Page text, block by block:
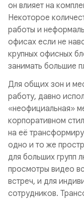
он влияет на
Некоторое
работы и
офисах если не
крупных офисных
занимать большие
Для общих зон и
работу, давно
«неофициальная»
корпоративном
на её
одно и то же
для больших групп
просмотры видео
встреч, и для
сотрудников.